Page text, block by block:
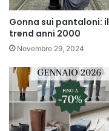
Gonna sui pantaloni: il
trend anni 2000
Novembre 29, 2024